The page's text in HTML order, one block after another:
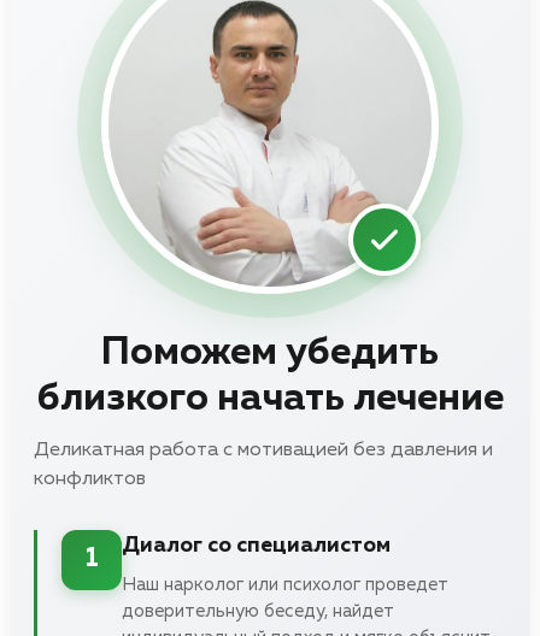
Поможем убедить
близкого начать лечение
Деликатная работа с мотивацией без давления и
конфликтов
1
Диалог со специалистом
Наш нарколог или психолог проведет
доверительную беседу, найдет